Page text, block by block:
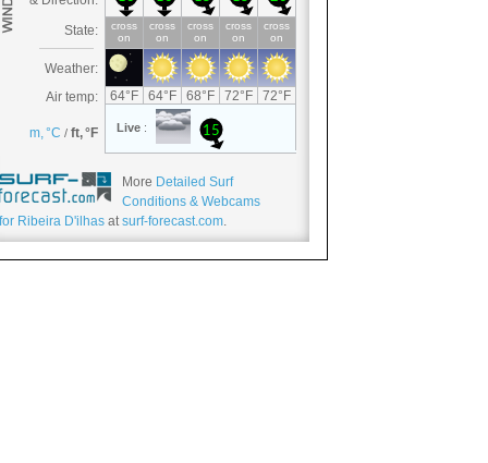
More Detailed Surf
Conditions & Webcams
for Ribeira D'ilhas at surf-forecast.com.